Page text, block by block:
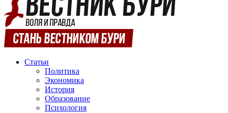
Статьи
Политика
Экономика
История
Образование
Психология